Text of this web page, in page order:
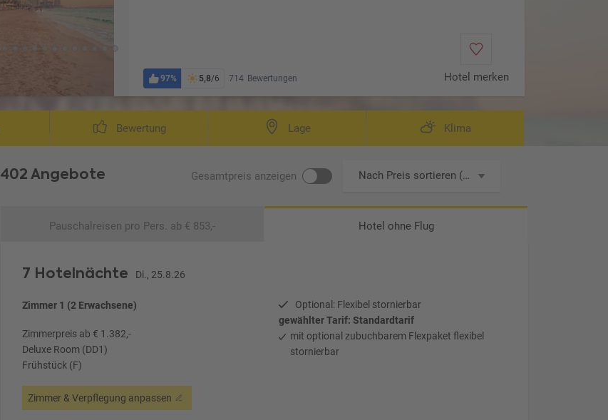
97% 5,8/6 714 Bewertungen Hotel merken
Bewertung Lage Klima
402 Angebote Gesamtpreis anzeigen Nach Preis sortieren (aufsteigend)
Pauschalreisen pro Pers. ab € 853,- Hotel ohne Flug
7 Hotelnächte Di., 25.8.26
Zimmer 1 (2 Erwachsene)
Zimmerpreis ab € 1.382,-
Deluxe Room (DD1)
Frühstück (F)
Zimmer & Verpflegung anpassen
Optional: Flexibel stornierbar
gewählter Tarif: Standardtarif
mit optional zubuchbarem Flexpaket flexibel
stornierbar